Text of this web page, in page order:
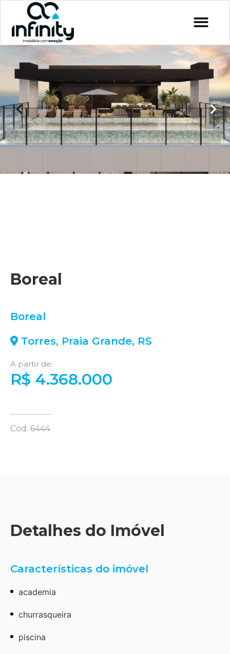
Boreal
Boreal
Torres, Praia Grande, RS
A partir de:
R$ 4.368.000
Cod. 6444
Detalhes do Imóvel
Características do imóvel
academia
churrasqueira
piscina